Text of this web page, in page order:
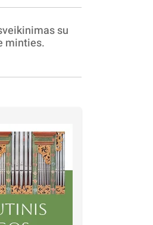
su
minties.